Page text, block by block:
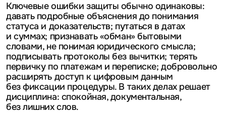
Ключевые ошибки защиты обычно одинаковы:
давать подробные объяснения до понимания
статуса и доказательств; путаться в датах
и суммах; признавать «обман» бытовыми
словами, не понимая юридического смысла;
подписывать протоколы без вычитки; терять
первичку по платежам и переписке; добровольно
расширять доступ к цифровым данным
без фиксации процедуры. В таких делах решает
дисциплина: спокойная, документальная,
без лишних слов.